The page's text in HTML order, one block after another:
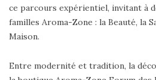
ce parcours expérientiel, invitant à
familles Aroma-Zone : la Beauté, la
Maison.
Entre modernité et tradition, la